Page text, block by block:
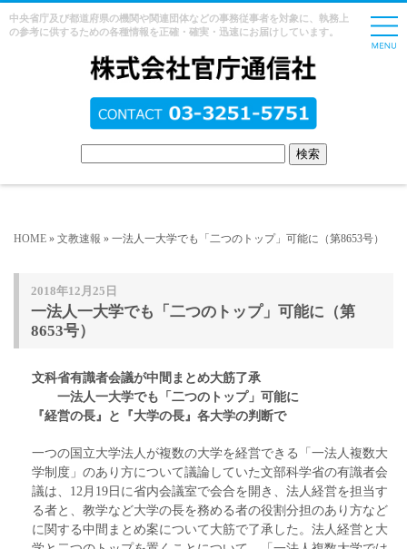
中央省庁及び都道府県の機関や関連団体などの事務従事者を対象に、執務上
の参考に供するための各種情報を正確・確実・迅速にお届けしています。
HOME » 文教速報 » 一法人一大学でも「二つのトップ」可能に（第8653号）
2018年12月25日
一法人一大学でも「二つのトップ」可能に（第
8653号）
文科省有識者会議が中間まとめ大筋了承
一法人一大学でも「二つのトップ」可能に
『経営の長』と『大学の長』各大学の判断で
一つの国立大学法人が複数の大学を経営できる「一法人複数大
学制度」のあり方について議論していた文部科学省の有識者会
議は、12月19日に省内会議室で会合を開き、法人経営を担当す
る者と、教学など大学の長を務める者の役割分担のあり方など
に関する中間まとめ案について大筋で了承した。法人経営と大